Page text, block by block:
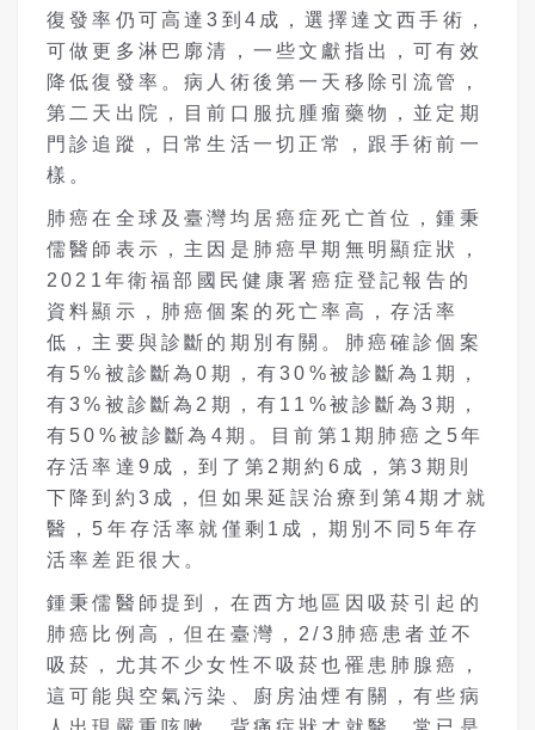
復發率仍可高達3到4成，選擇達文西手術，
可做更多淋巴廓清，一些文獻指出，可有效
降低復發率。病人術後第一天移除引流管，
第二天出院，目前口服抗腫瘤藥物，並定期
門診追蹤，日常生活一切正常，跟手術前一
樣。
肺癌在全球及臺灣均居癌症死亡首位，鍾秉
儒醫師表示，主因是肺癌早期無明顯症狀，
2021年衛福部國民健康署癌症登記報告的
資料顯示，肺癌個案的死亡率高，存活率
低，主要與診斷的期別有關。肺癌確診個案
有5%被診斷為0期，有30%被診斷為1期，
有3%被診斷為2期，有11%被診斷為3期，
有50%被診斷為4期。目前第1期肺癌之5年
存活率達9成，到了第2期約6成，第3期則
下降到約3成，但如果延誤治療到第4期才就
醫，5年存活率就僅剩1成，期別不同5年存
活率差距很大。
鍾秉儒醫師提到，在西方地區因吸菸引起的
肺癌比例高，但在臺灣，2/3肺癌患者並不
吸菸，尤其不少女性不吸菸也罹患肺腺癌，
這可能與空氣污染、廚房油煙有關，有些病